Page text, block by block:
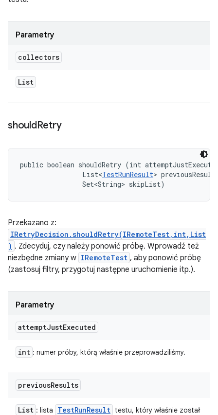
Parametry
collectors
List
shouldRetry
public boolean shouldRetry (int
                List<
TestRunResult>
                Set<String> skipList)
Przekazano z:
IRetryDecision.shouldRetry(IRemoteTest,int,List
) . Zdecyduj, czy należy ponowić próbę. Wprowadź też
niezbędne zmiany w IRemoteTest , aby ponowić próbę
(zastosuj filtry, przygotuj następne uruchomienie itp.).
Parametry
attemptJustExecuted
int : numer próby, którą właśnie przeprowadziliśmy.
previousResults
List : lista TestRunResult testu, który właśnie został